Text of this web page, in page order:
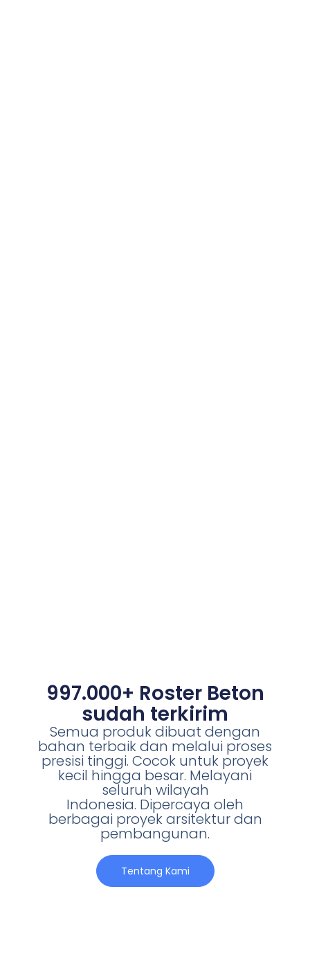
997.000+ Roster Beton
sudah terkirim
Semua produk dibuat dengan
bahan terbaik dan melalui proses
presisi tinggi. Cocok untuk proyek
kecil hingga besar. Melayani
seluruh wilayah
Indonesia. Dipercaya oleh
berbagai proyek arsitektur dan
pembangunan.
Tentang Kami